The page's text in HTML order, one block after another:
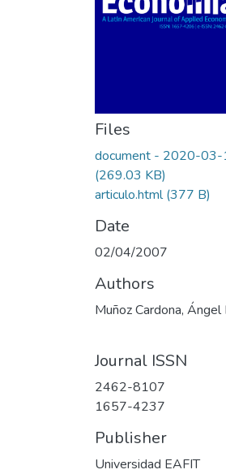
Files
document - 2020-
(269.03 KB)
articulo.html(377 B)
Date
02/04/2007
Authors
Muñoz Cardona, Ángel
Journal ISSN
2462-8107
1657-4237
Publisher
Universidad EAFIT